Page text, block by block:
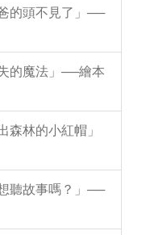
的頭不見了」──
的魔法」──繪本
森林的小紅帽」
聽故事嗎？」──